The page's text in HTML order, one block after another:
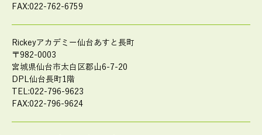
FAX:022-762-6759
Rickeyアカデミー仙台あすと長町
〒982-0003
宮城県仙台市太白区郡山6-7-20
DPL仙台長町1階
TEL:022-796-9623
FAX:022-796-9624